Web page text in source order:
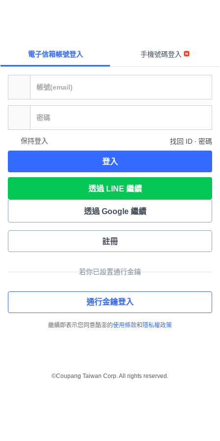
電子信箱帳號登入 手機號碼登入
保持登入 找回 ID ∙ 密碼
登入
透過 LINE 繼續
透過 Google 繼續
註冊
若你已設置通行金鑰
通行金鑰登入
繼續即表示您同意酷澎的使用條款和 隱私權政策
©Coupang Taiwan Corp. All rights reserved.